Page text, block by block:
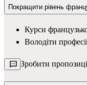
Покращити рівень
Курси
Володіти
Зробити